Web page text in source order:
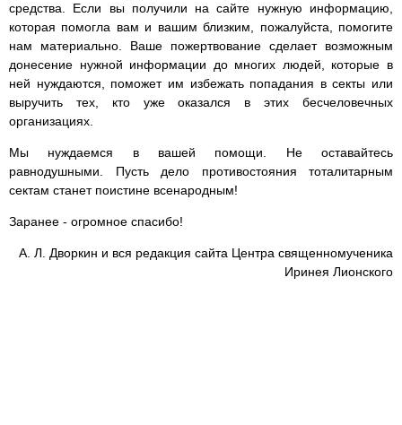
средства. Если вы получили на сайте нужную информацию,
которая помогла вам и вашим близким, пожалуйста, помогите
нам материально. Ваше пожертвование сделает возможным
донесение нужной информации до многих людей, которые в
ней нуждаются, поможет им избежать попадания в секты или
выручить тех, кто уже оказался в этих бесчеловечных
организациях.
Мы нуждаемся в вашей помощи. Не оставайтесь
равнодушными. Пусть дело противостояния тоталитарным
сектам станет поистине всенародным!
Заранее - огромное спасибо!
А. Л. Дворкин и вся редакция сайта Центра священномученика
Иринея Лионского